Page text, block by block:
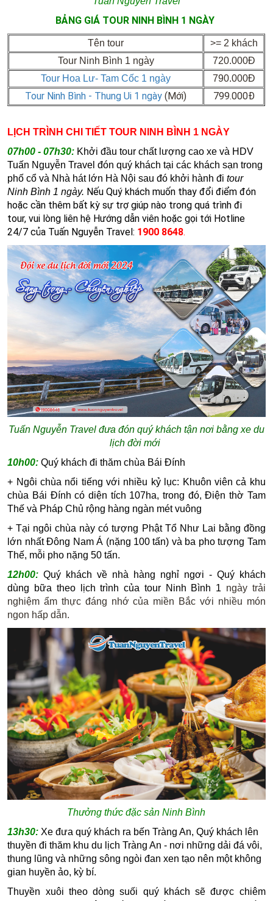
BẢNG GIÁ TOUR NINH BÌNH 1 NGÀY
Tên tour
>= 2 khách
Tour Ninh Bình 1 ngày
720.000Đ
Tour Hoa Lư- Tam Cốc 1 ngày
790.000Đ
Tour Ninh Bình - Thung Ui 1 ngày (Mới) 799.000Đ
LỊCH TRÌNH CHI TIẾT TOUR NINH BÌNH 1 NGÀY
07h00 - 07h30: Khởi đầu tour chất lượng cao xe và HDV
Tuấn Nguyễn Travel đón quý khách tại các khách sạn trong
phố cổ và Nhà hát lớn Hà Nội sau đó khởi hành đitour
Ninh Bình 1 ngày. Nếu Quý khách muốn thay đổi điểm đón
hoặc cần thêm bất kỳ sự trợ giúp nào trong quá trình đi
tour, vui lòng liên hệ Hướng dẫn viên hoặc gọi tới Hotline
24/7 của Tuấn Nguyễn Travel: 1900 8648.
Tuấn Nguyễn Travel đưa đón quý khách tận nơi bằng xe du
lịch đời mới
10h00:Quý khách đi thăm chùa Bái Đính
+ Ngôi chùa nổi tiếng với nhiều kỷ lục: Khuôn viên cả khu
chùa Bái Đính có diện tích 107ha, trong đó, Điện thờ Tam
Thế và Pháp Chủ rộng hàng ngàn mét vuông
+ Tại ngôi chùa này có tượng Phật Tổ Như Lai bằng đồng
lớn nhất Đông Nam Á (nặng 100 tấn) và ba pho tượng Tam
Thế, mỗi pho nặng 50 tấn.
12h00:Quý khách về nhà hàng nghỉ ngơi - Quý khách
dùng bữa theo lịch trình của tour Ninh Bình 1 ngày trải
nghiệm ẩm thực đáng nhớ của miền Bắc với nhiều món
ngon hấp dẫn.
Thưởng thức đặc sản Ninh Bình
13h30: Xe đưa quý khách ra bến Tràng An, Quý khách lên
thuyền đi thăm khu du lịch Tràng An - nơi những dải đá vôi,
thung lũng và những sông ngòi đan xen tạo nên một không
gian huyền ảo, kỳ bí.
Thuyền xuôi theo dòng suối quý khách sẽ được chiêm